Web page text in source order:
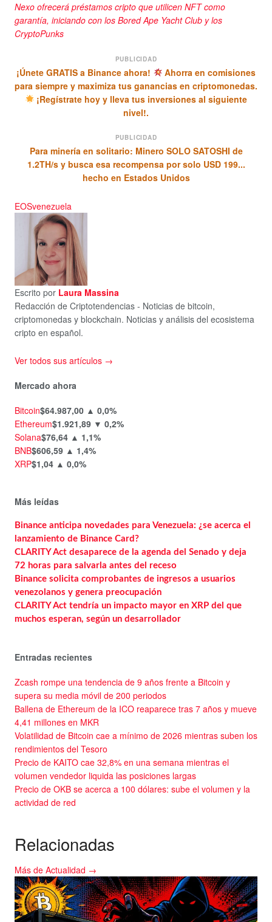
Nexo ofrecerá préstamos cripto que utilicen NFT como
garantía, iniciando con los Bored Ape Yacht Club y los
CryptoPunks
PUBLICIDAD
¡Únete GRATIS a Binance ahora!
Ahorra en comisiones
para siempre y maximiza tus ganancias en criptomonedas.
¡Regístrate hoy y lleva tus inversiones al siguiente
nivel!.
PUBLICIDAD
Para minería en solitario: Minero SOLO SATOSHI de
1.2TH/s y busca esa recompensa por solo USD 199...
hecho en Estados Unidos
EOSvenezuela
Escrito por Laura Massina
Redacción de Criptotendencias - Noticias de bitcoin,
criptomonedas y blockchain. Noticias y análisis del ecosistema
cripto en español.
Ver todos sus artículos →
Mercado ahora
Bitcoin$64.987,00 ▲ 0,0%
Ethereum$1.921,89 ▼ 0,2%
Solana$76,64 ▲ 1,1%
BNB$606,59 ▲ 1,4%
XRP$1,04 ▲ 0,0%
Más leídas
Binance anticipa novedades para Venezuela: ¿se acerca el
lanzamiento de Binance Card?
CLARITY Act desaparece de la agenda del Senado y deja
72 horas para salvarla antes del receso
Binance solicita comprobantes de ingresos a usuarios
venezolanos y genera preocupación
CLARITY Act tendría un impacto mayor en XRP del que
muchos esperan, según un desarrollador
Entradas recientes
Zcash rompe una tendencia de 9 años frente a Bitcoin y
supera su media móvil de 200 periodos
Ballena de Ethereum de la ICO reaparece tras 7 años y mueve
4,41 millones en MKR
Volatilidad de Bitcoin cae a mínimo de 2026 mientras suben los
rendimientos del Tesoro
Precio de KAITO cae 32,8% en una semana mientras el
volumen vendedor liquida las posiciones largas
Precio de OKB se acerca a 100 dólares: sube el volumen y la
actividad de red
Relacionadas
Más de Actualidad →